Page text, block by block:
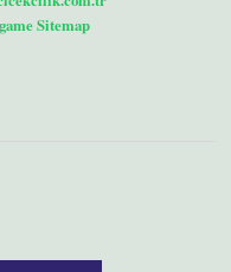
Sitemap